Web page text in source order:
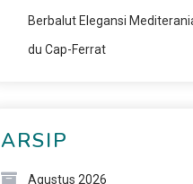
Berbalut Elegansi
du Cap-Ferrat
ARSIP
Agustus 2026